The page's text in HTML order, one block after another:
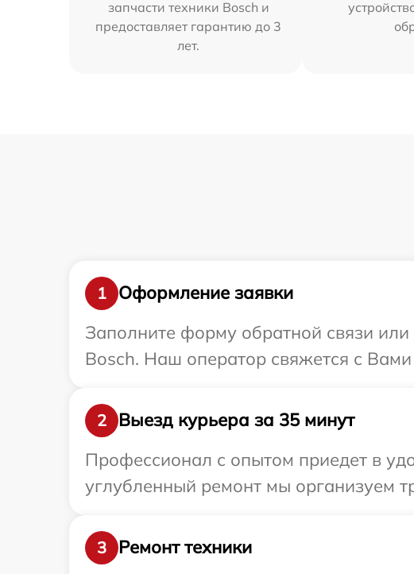
запчасти техники Bosch и
предоставляет гарантию до 3
лет.
1
Оформление заявки
Заполните форму обратной связи
Bosch. Наш оператор свяжется с
2
Выезд курьера за 35 минут
Профессионал с опытом приедет в
углубленный ремонт мы организуем
3
Ремонт техники